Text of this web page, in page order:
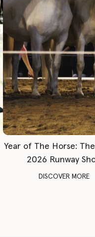
Year of The Horse:
2026 Runway
DISCOVER MORE